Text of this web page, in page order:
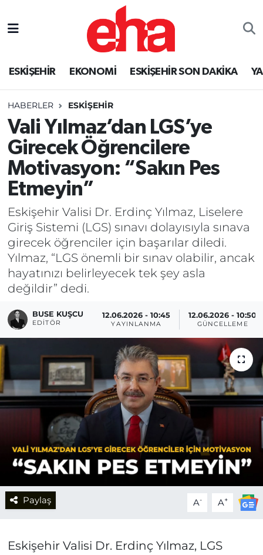
ESKİŞEHİR EKONOMİ ESKİŞEHİR SON DAKİKA
HABERLER ESKİŞEHİR
Vali Yılmaz’dan LGS’ye
Girecek Öğrencilere
Motivasyon: “Sakın Pes
Etmeyin”
Eskişehir Valisi Dr. Erdinç Yılmaz, Liselere
Giriş Sistemi (LGS) sınavı dolayısıyla sınava
girecek öğrenciler için başarılar diledi.
Yılmaz, “LGS önemli bir sınav olabilir, ancak
hayatınızı belirleyecek tek şey asla
değildir” dedi.
BUSE KUŞCU
EDITÖR
12.06.2026 - 10:45
YAYINLANMA
12.06.2026 - 10:50
GÜNCELLEME
Paylaş A- A+
Eskişehir Valisi Dr. Erdinç Yılmaz, LGS